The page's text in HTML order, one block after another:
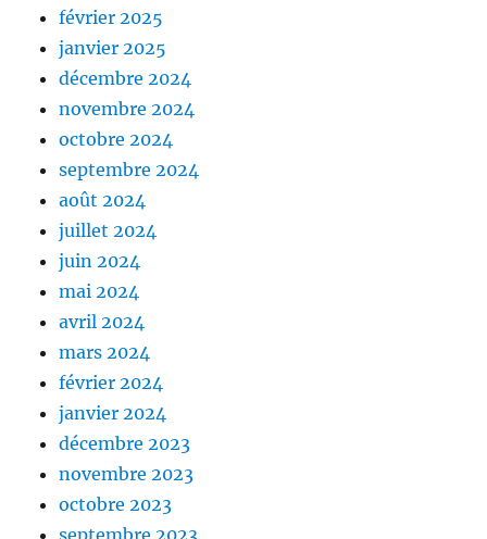
février 2025
janvier 2025
décembre 2024
novembre 2024
octobre 2024
septembre 2024
août 2024
juillet 2024
juin 2024
mai 2024
avril 2024
mars 2024
février 2024
janvier 2024
décembre 2023
novembre 2023
octobre 2023